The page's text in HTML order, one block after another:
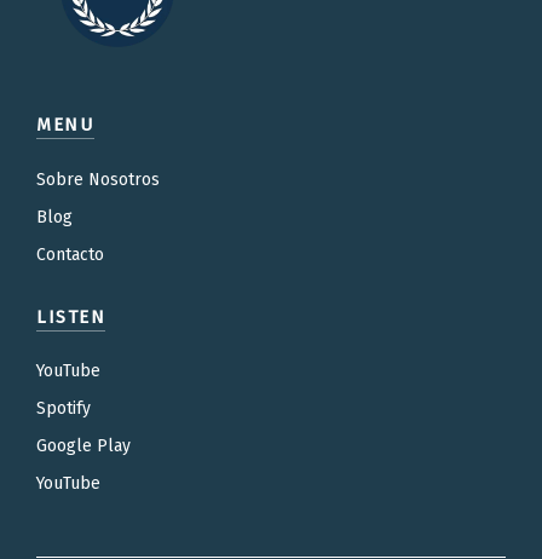
MENU
Sobre Nosotros
Blog
Contacto
LISTEN
YouTube
Spotify
Google Play
YouTube